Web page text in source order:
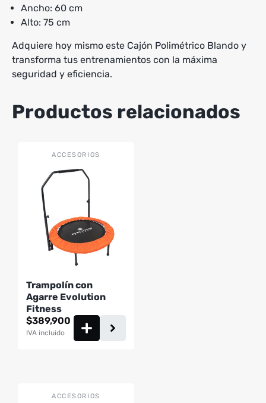
Ancho: 60 cm
Alto: 75 cm
Adquiere hoy mismo este Cajón Polimétrico Blando y
transforma tus entrenamientos con la máxima
seguridad y eficiencia.
Productos relacionados
ACCESORIOS
Trampolín con
Agarre Evolution
Fitness
$389,900
IVA incluido
ACCESORIOS